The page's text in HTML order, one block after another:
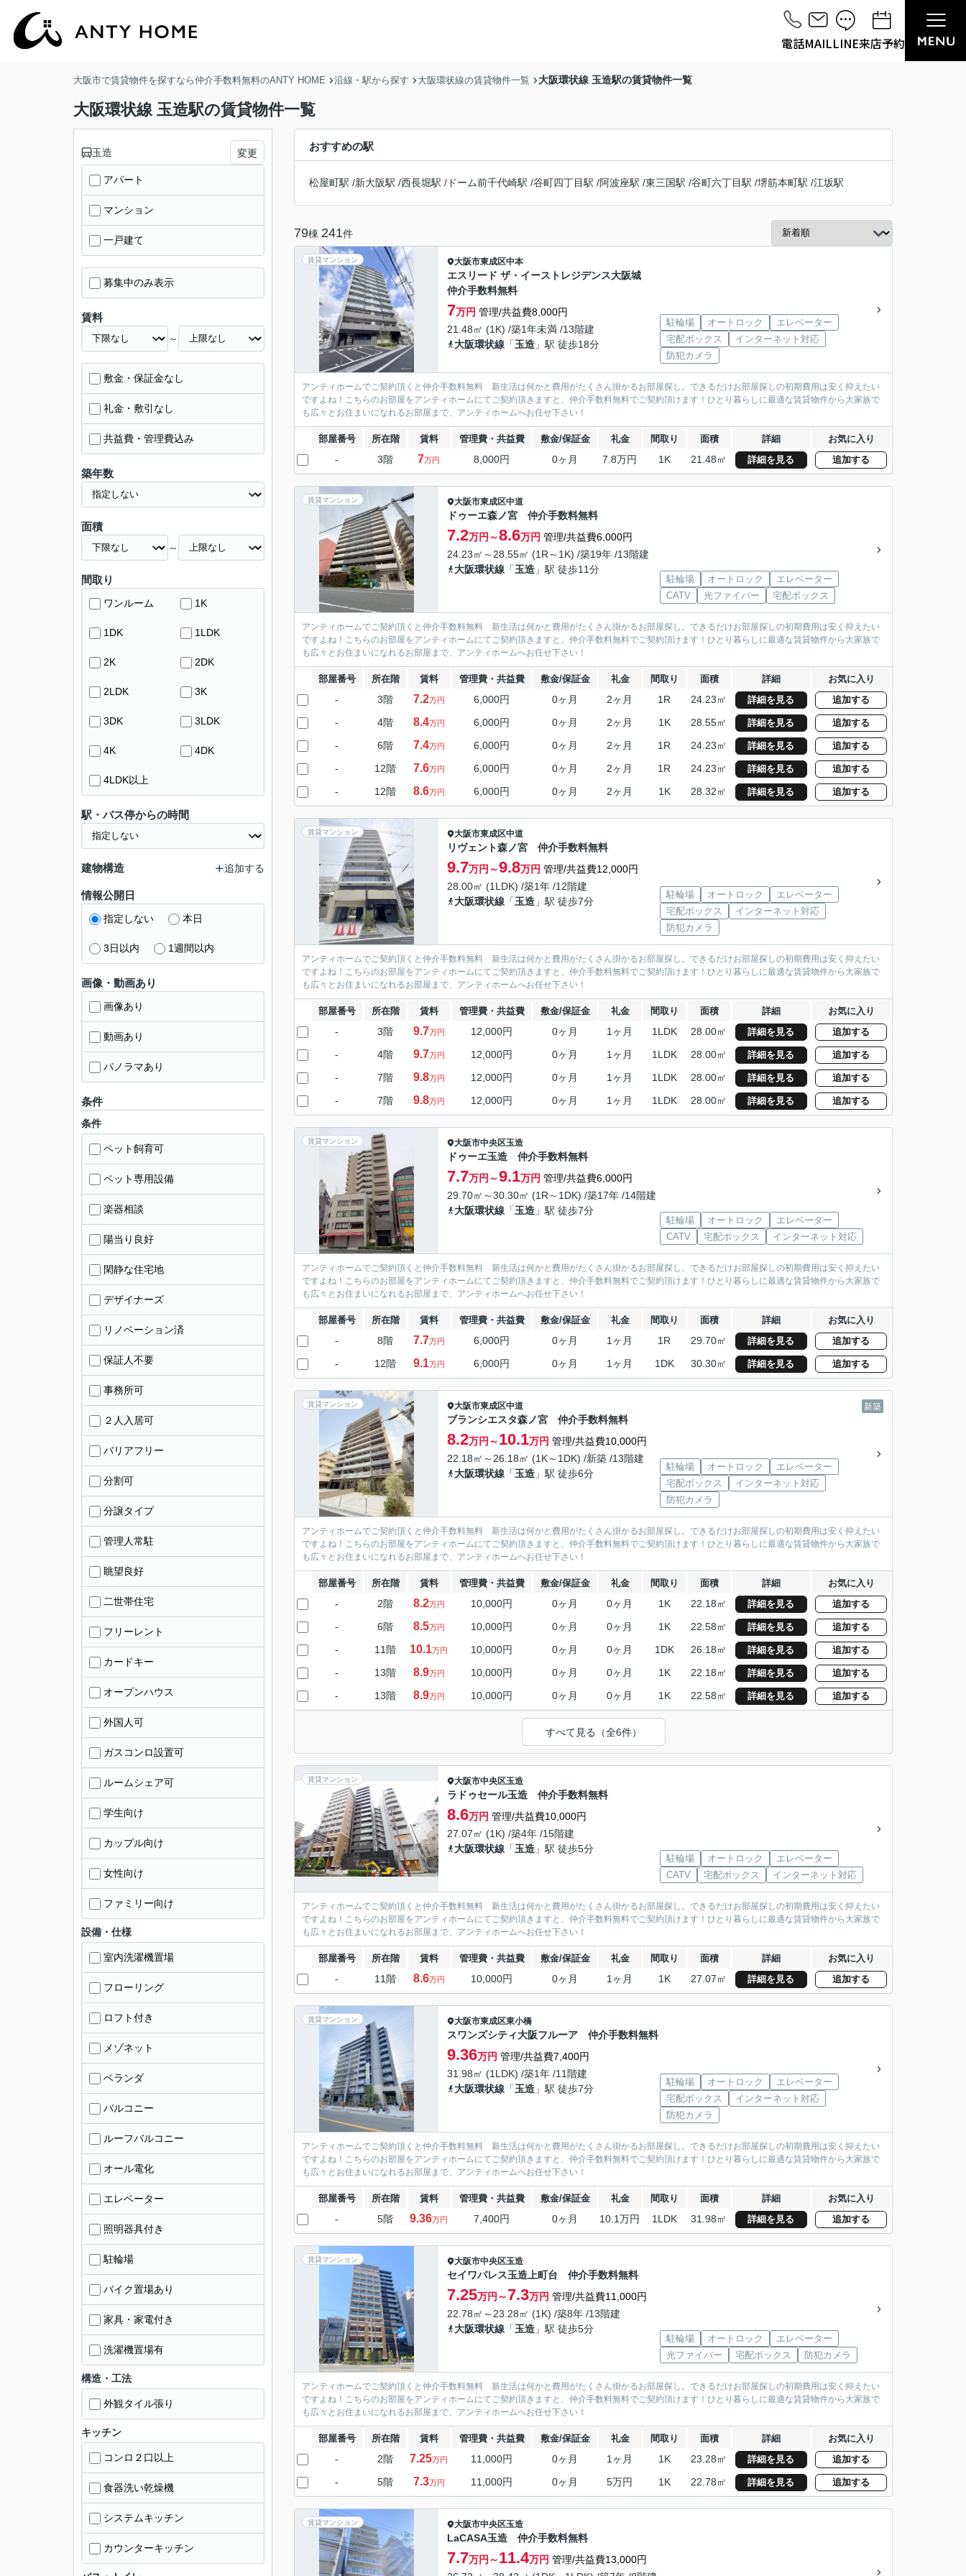
電話MAILLINE来店予約
大阪市で賃貸物件を探すなら仲介手数料無料のANTY HOME 沿線・駅から探す 大阪環状線の賃貸物件一覧 大阪環状線 玉造駅の賃貸物件一覧
大阪環状線 玉造駅の賃貸物件一覧
おすすめの駅
松屋町駅 /新大阪駅 /西長堀駅 / ドーム前千代崎駅 /谷町四丁目駅 /阿波座駅 /東三国駅 /谷町六丁目駅 /堺筋本町駅 /江坂駅
79棟 241件
賃貸マンション 大阪市東成区中本
エスリード ザ・イーストレジデンス大阪城
仲介手数料無料
7万円 管理/共益費8,000円
21.48㎡ (1K) /築1年未満 /13階建
大阪環状線 「玉造 」駅 徒歩18分
駐輪場 オートロック
エレベーター
宅配ボックス
インターネット対応
防犯カメラ
アンティホームでご契約頂くと仲介手数料無料 新生活は何かと費用がたくさん掛かるお部屋探し。できるだけお部屋探しの初期費用は安く抑えたい
ですよね！こちらのお部屋をアンティホームにてご契約頂きますと、仲介手数料無料でご契約頂けます！ひとり暮らしに最適な賃貸物件から大家族で
も広々とお住まいになれるお部屋まで、アンティホームへお任せ下さい！
部屋番号 所在階 賃料 管理費・共益費 敷金/保証金 礼金 間取り 面積 詳細 お気に入り
- 3階 7万円 8,000円 0ヶ月 7.8万円 1K 21.48㎡ 詳細を見る 追加する
賃貸マンション 大阪市東成区中道
ドゥーエ森ノ宮 仲介手数料無料
7.2万円～8.6万円 管理/共益費6,000円
24.23㎡～28.55㎡ (1R～1K) /築19年 /13階建
大阪環状線 「玉造 」駅 徒歩11分
駐輪場 オートロック
エレベーター
CATV
光ファイバー 宅配ボックス
アンティホームでご契約頂くと仲介手数料無料 新生活は何かと費用がたくさん掛かるお部屋探し。できるだけお部屋探しの初期費用は安く抑えたい
ですよね！こちらのお部屋をアンティホームにてご契約頂きますと、仲介手数料無料でご契約頂けます！ひとり暮らしに最適な賃貸物件から大家族で
も広々とお住まいになれるお部屋まで、アンティホームへお任せ下さい！
部屋番号 所在階 賃料 管理費・共益費 敷金/保証金 礼金 間取り 面積 詳細 お気に入り
- 3階 7.2万円 6,000円 0ヶ月 2ヶ月 1R 24.23㎡ 詳細を見る 追加する
- 4階 8.4万円 6,000円 0ヶ月 2ヶ月 1K 28.55㎡ 詳細を見る 追加する
- 6階 7.4万円 6,000円 0ヶ月 2ヶ月 1R 24.23㎡ 詳細を見る 追加する
- 12階 7.6万円 6,000円 0ヶ月 2ヶ月 1R 24.23㎡ 詳細を見る 追加する
- 12階 8.6万円 6,000円 0ヶ月 2ヶ月 1K 28.32㎡ 詳細を見る 追加する
賃貸マンション 大阪市東成区中道
リヴェント森ノ宮 仲介手数料無料
9.7万円～9.8万円 管理/共益費12,000円
28.00㎡ (1LDK) /築1年 /12階建
大阪環状線 「玉造 」駅 徒歩7分
駐輪場 オートロック
エレベーター
宅配ボックス
インターネット対応
防犯カメラ
アンティホームでご契約頂くと仲介手数料無料 新生活は何かと費用がたくさん掛かるお部屋探し。できるだけお部屋探しの初期費用は安く抑えたい
ですよね！こちらのお部屋をアンティホームにてご契約頂きますと、仲介手数料無料でご契約頂けます！ひとり暮らしに最適な賃貸物件から大家族で
も広々とお住まいになれるお部屋まで、アンティホームへお任せ下さい！
部屋番号 所在階 賃料 管理費・共益費 敷金/保証金 礼金 間取り 面積 詳細 お気に入り
- 3階 9.7万円 12,000円 0ヶ月 1ヶ月 1LDK 28.00㎡ 詳細を見る 追加する
- 4階 9.7万円 12,000円 0ヶ月 1ヶ月 1LDK 28.00㎡ 詳細を見る 追加する
- 7階 9.8万円 12,000円 0ヶ月 1ヶ月 1LDK 28.00㎡ 詳細を見る 追加する
- 7階 9.8万円 12,000円 0ヶ月 1ヶ月 1LDK 28.00㎡ 詳細を見る 追加する
賃貸マンション 大阪市中央区玉造
ドゥーエ玉造 仲介手数料無料
7.7万円～9.1万円 管理/共益費6,000円
29.70㎡～30.30㎡ (1R～1DK) /築17年 /14階建
大阪環状線 「玉造 」駅 徒歩7分
駐輪場 オートロック
エレベーター
CATV
宅配ボックス インターネット対応
アンティホームでご契約頂くと仲介手数料無料 新生活は何かと費用がたくさん掛かるお部屋探し。できるだけお部屋探しの初期費用は安く抑えたい
ですよね！こちらのお部屋をアンティホームにてご契約頂きますと、仲介手数料無料でご契約頂けます！ひとり暮らしに最適な賃貸物件から大家族で
も広々とお住まいになれるお部屋まで、アンティホームへお任せ下さい！
部屋番号 所在階 賃料 管理費・共益費 敷金/保証金 礼金 間取り 面積 詳細 お気に入り
- 8階 7.7万円 6,000円 0ヶ月 1ヶ月 1R 29.70㎡ 詳細を見る 追加する
- 12階 9.1万円 6,000円 0ヶ月 1ヶ月 1DK 30.30㎡ 詳細を見る 追加する
賃貸マンション 新築
大阪市東成区中道
ブランシエスタ森ノ宮 仲介手数料無料
8.2万円～10.1万円 管理/共益費10,000円
22.18㎡～26.18㎡ (1K～1DK) /新築 /13階建
大阪環状線 「玉造 」駅 徒歩6分
駐輪場 オートロック
エレベーター
宅配ボックス
インターネット対応
防犯カメラ
アンティホームでご契約頂くと仲介手数料無料 新生活は何かと費用がたくさん掛かるお部屋探し。できるだけお部屋探しの初期費用は安く抑えたい
ですよね！こちらのお部屋をアンティホームにてご契約頂きますと、仲介手数料無料でご契約頂けます！ひとり暮らしに最適な賃貸物件から大家族で
も広々とお住まいになれるお部屋まで、アンティホームへお任せ下さい！
部屋番号 所在階 賃料 管理費・共益費 敷金/保証金 礼金 間取り 面積 詳細 お気に入り
- 2階 8.2万円 10,000円 0ヶ月 0ヶ月 1K 22.18㎡ 詳細を見る 追加する
- 6階 8.5万円 10,000円 0ヶ月 0ヶ月 1K 22.58㎡ 詳細を見る 追加する
- 11階 10.1万円 10,000円 0ヶ月 0ヶ月 1DK 26.18㎡ 詳細を見る 追加する
- 13階 8.9万円 10,000円 0ヶ月 0ヶ月 1K 22.18㎡ 詳細を見る 追加する
- 13階 8.9万円 10,000円 0ヶ月 0ヶ月 1K 22.58㎡ 詳細を見る 追加する
すべて見る（全6件）
賃貸マンション 大阪市中央区玉造
ラドゥセール玉造 仲介手数料無料
8.6万円 管理/共益費10,000円
27.07㎡ (1K) /築4年 /15階建
大阪環状線 「玉造 」駅 徒歩5分
駐輪場 オートロック
エレベーター
CATV
宅配ボックス インターネット対応
アンティホームでご契約頂くと仲介手数料無料 新生活は何かと費用がたくさん掛かるお部屋探し。できるだけお部屋探しの初期費用は安く抑えたい
ですよね！こちらのお部屋をアンティホームにてご契約頂きますと、仲介手数料無料でご契約頂けます！ひとり暮らしに最適な賃貸物件から大家族で
も広々とお住まいになれるお部屋まで、アンティホームへお任せ下さい！
部屋番号 所在階 賃料 管理費・共益費 敷金/保証金 礼金 間取り 面積 詳細 お気に入り
- 11階 8.6万円 10,000円 0ヶ月 1ヶ月 1K 27.07㎡ 詳細を見る 追加する
賃貸マンション 大阪市東成区東小橋
スワンズシティ大阪フルーア 仲介手数料無料
9.36万円 管理/共益費7,400円
31.98㎡ (1LDK) /築1年 /11階建
大阪環状線 「玉造 」駅 徒歩7分
駐輪場 オートロック
エレベーター
宅配ボックス
インターネット対応
防犯カメラ
アンティホームでご契約頂くと仲介手数料無料 新生活は何かと費用がたくさん掛かるお部屋探し。できるだけお部屋探しの初期費用は安く抑えたい
ですよね！こちらのお部屋をアンティホームにてご契約頂きますと、仲介手数料無料でご契約頂けます！ひとり暮らしに最適な賃貸物件から大家族で
も広々とお住まいになれるお部屋まで、アンティホームへお任せ下さい！
部屋番号 所在階 賃料 管理費・共益費 敷金/保証金 礼金 間取り 面積 詳細 お気に入り
- 5階 9.36万円 7,400円 0ヶ月 10.1万円 1LDK 31.98㎡ 詳細を見る 追加する
賃貸マンション 大阪市中央区玉造
セイワパレス玉造上町台 仲介手数料無料
7.25万円～7.3万円 管理/共益費11,000円
22.78㎡～23.28㎡ (1K) /築8年 /13階建
大阪環状線 「玉造 」駅 徒歩5分
駐輪場 オートロック
エレベーター
光ファイバー
宅配ボックス 防犯カメラ
アンティホームでご契約頂くと仲介手数料無料 新生活は何かと費用がたくさん掛かるお部屋探し。できるだけお部屋探しの初期費用は安く抑えたい
ですよね！こちらのお部屋をアンティホームにてご契約頂きますと、仲介手数料無料でご契約頂けます！ひとり暮らしに最適な賃貸物件から大家族で
も広々とお住まいになれるお部屋まで、アンティホームへお任せ下さい！
部屋番号 所在階 賃料 管理費・共益費 敷金/保証金 礼金 間取り 面積 詳細 お気に入り
- 2階 7.25万円 11,000円 0ヶ月 1ヶ月 1K 23.28㎡ 詳細を見る 追加する
- 5階 7.3万円 11,000円 0ヶ月 5万円 1K 22.78㎡ 詳細を見る 追加する
賃貸マンション 大阪市中央区玉造
LaCASA玉造 仲介手数料無料
7.7万円～11.4万円 管理/共益費13,000円
玉造 変更
アパート
マンション
一戸建て
募集中のみ表示
賃料
～
敷金・保証金なし
礼金・敷引なし
共益費・管理費込み
築年数
面積
～
間取り
ワンルーム 1K
1DK 1LDK
2K 2DK
2LDK 3K
3DK 3LDK
4K 4DK
4LDK以上
駅・バス停からの時間
建物構造 追加する
情報公開日
指定しない 本日
3日以内 1週間以内
画像・動画あり
画像あり
動画あり
パノラマあり
条件
条件
ペット飼育可
ペット専用設備
楽器相談
陽当り良好
閑静な住宅地
デザイナーズ
リノベーション済
保証人不要
事務所可
２人入居可
バリアフリー
分割可
分譲タイプ
管理人常駐
眺望良好
二世帯住宅
フリーレント
カードキー
オープンハウス
外国人可
ガスコンロ設置可
ルームシェア可
学生向け
カップル向け
女性向け
ファミリー向け
設備・仕様
室内洗濯機置場
フローリング
ロフト付き
メゾネット
ベランダ
バルコニー
ルーフバルコニー
オール電化
エレベーター
照明器具付き
駐輪場
バイク置場あり
家具・家電付き
洗濯機置場有
構造・工法
外観タイル張り
キッチン
コンロ２口以上
食器洗い乾燥機
システムキッチン
カウンターキッチン